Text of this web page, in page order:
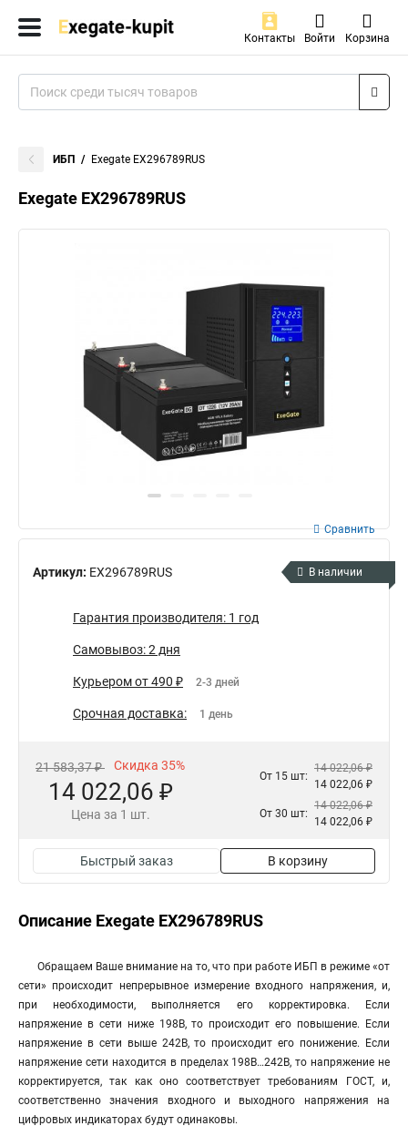
Контакты Войти Корзина
ИБП Exegate EX296789RUS
Exegate EX296789RUS
Артикул: EX296789RUS
Сравнить
В наличии
Гарантия производителя: 1 год
Самовывоз: 2 дня
Курьером от 490 ₽ 2-3 дней
Срочная доставка: 1 день
21 583,37 ₽ Скидка 35%
14 022,06 ₽
Цена за 1 шт.
От 15 шт:
14 022,06 ₽
14 022,06 ₽
От 30 шт:
14 022,06 ₽
14 022,06 ₽
Быстрый заказ В корзину
Описание Exegate EX296789RUS
Обращаем Ваше внимание на то, что при работе ИБП в режиме «от
сети» происходит непрерывное измерение входного напряжения, и,
при необходимости, выполняется его корректировка. Если
напряжение в сети ниже 198В, то происходит его повышение. Если
напряжение в сети выше 242В, то происходит его понижение. Если
напряжение сети находится в пределах 198В…242В, то напряжение не
корректируется, так как оно соответствует требованиям ГОСТ, и,
соответственно значения входного и выходного напряжения на
цифровых индикаторах будут одинаковы.